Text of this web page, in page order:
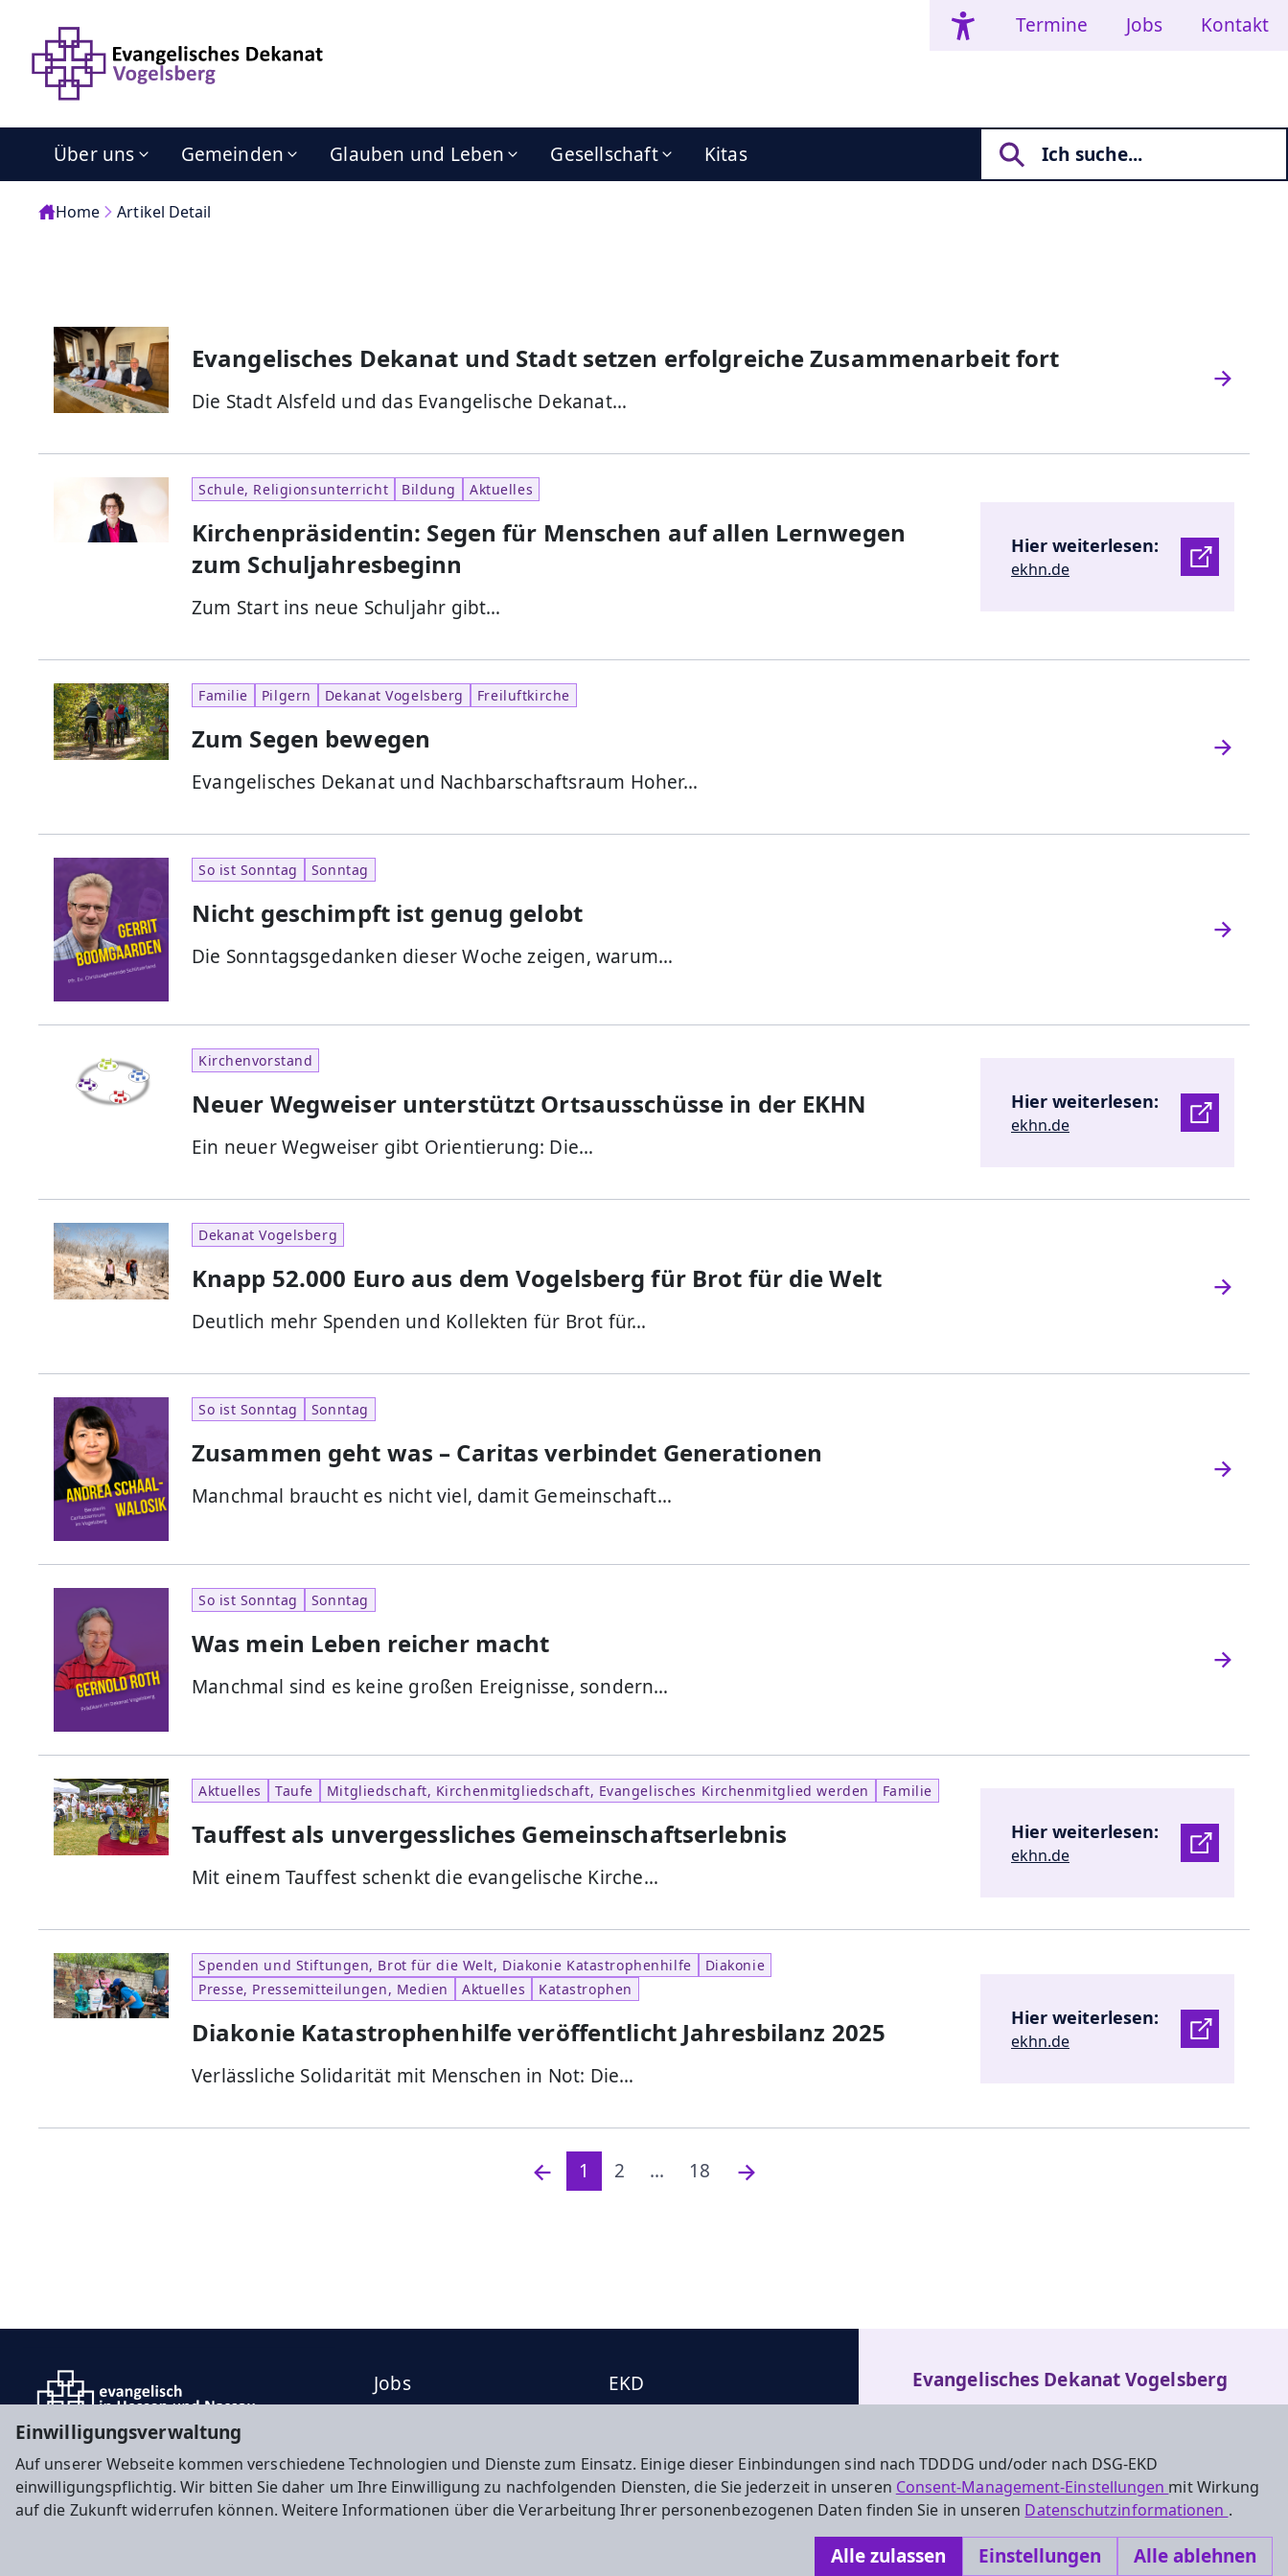
Einwilligungsverwaltung
Auf unserer Webseite kommen verschiedene Technologien und Dienste zum Einsatz. Einige dieser Einbindungen sind nach TDDDG und/oder nach DSG-EKD
einwilligungspflichtig. Wir bitten Sie daher um Ihre Einwilligung zu nachfolgenden Diensten, die Sie jederzeit in unseren Consent-Management-Einstellungen mit Wirkung
auf die Zukunft widerrufen können. Weitere Informationen über die Verarbeitung Ihrer personenbezogenen Daten finden Sie in unseren Datenschutzinformationen .
Alle zulassen Einstellungen Alle ablehnen
Termine Jobs Kontakt
Über uns Gemeinden Glauben und Leben Gesellschaft Kitas
Home Artikel Detail
Evangelisches Dekanat und Stadt setzen erfolgreiche Zusammenarbeit fort
Die Stadt Alsfeld und das Evangelische Dekanat…
Schule, Religionsunterricht Bildung Aktuelles
Kirchenpräsidentin: Segen für Menschen auf allen Lernwegen
zum Schuljahresbeginn
Zum Start ins neue Schuljahr gibt…
Hier weiterlesen:
ekhn.de
Familie Pilgern Dekanat Vogelsberg Freiluftkirche
Zum Segen bewegen
Evangelisches Dekanat und Nachbarschaftsraum Hoher…
So ist Sonntag Sonntag
Nicht geschimpft ist genug gelobt
Die Sonntagsgedanken dieser Woche zeigen, warum…
Kirchenvorstand
Neuer Wegweiser unterstützt Ortsausschüsse in der EKHN
Ein neuer Wegweiser gibt Orientierung: Die…
Hier weiterlesen:
ekhn.de
Dekanat Vogelsberg
Knapp 52.000 Euro aus dem Vogelsberg für Brot für die Welt
Deutlich mehr Spenden und Kollekten für Brot für…
So ist Sonntag Sonntag
Zusammen geht was – Caritas verbindet Generationen
Manchmal braucht es nicht viel, damit Gemeinschaft…
So ist Sonntag Sonntag
Was mein Leben reicher macht
Manchmal sind es keine großen Ereignisse, sondern…
Aktuelles Taufe Mitgliedschaft, Kirchenmitgliedschaft, Evangelisches Kirchenmitglied werden Familie
Tauffest als unvergessliches Gemeinschaftserlebnis
Mit einem Tauffest schenkt die evangelische Kirche…
Hier weiterlesen:
ekhn.de
Spenden und Stiftungen, Brot für die Welt, Diakonie Katastrophenhilfe
Diakonie
Presse, Pressemitteilungen, Medien
Aktuelles Katastrophen
Diakonie Katastrophenhilfe veröffentlicht Jahresbilanz 2025
Verlässliche Solidarität mit Menschen in Not: Die…
Hier weiterlesen:
ekhn.de
1 2 ... 18
Jobs
EKD
Evangelisches Dekanat Vogelsberg
Fulder Tor 28
Tel.: 06631-911490
Dekanat.Vogelsberg@ekhn.de